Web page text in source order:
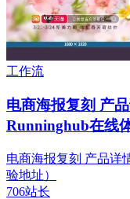
工作流
电商海报复刻 产
Runninghub在线
电商海报复刻 产品详
验地址）
706站长